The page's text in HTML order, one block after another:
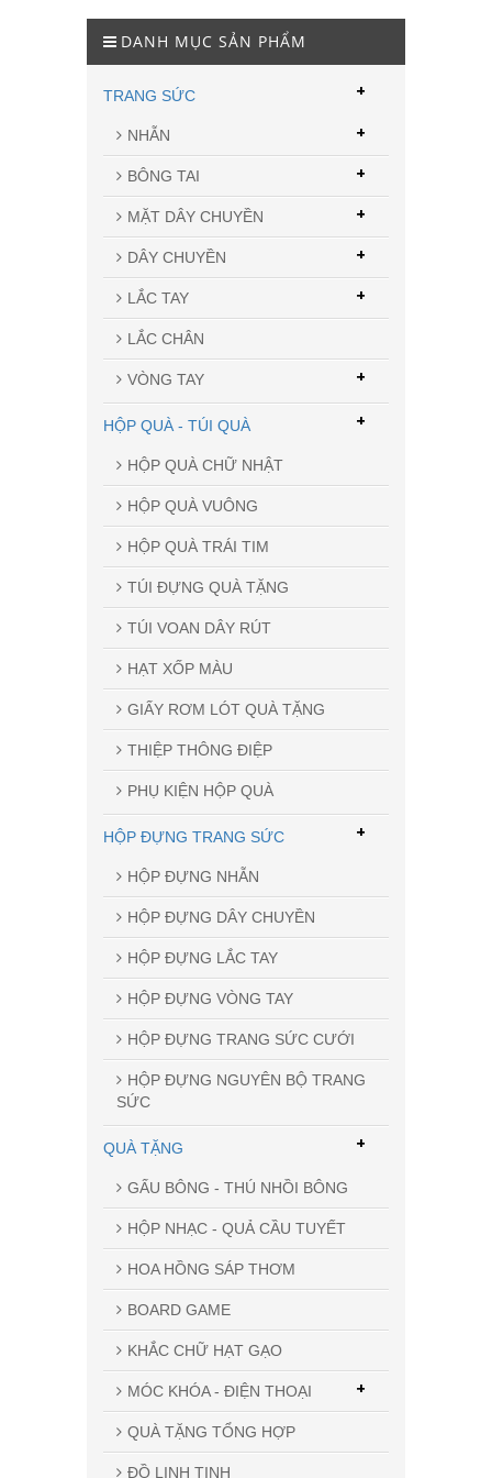
DANH MỤC SẢN PHẨM
TRANG SỨC
NHẪN +
BÔNG TAI +
MẶT DÂY CHUYỀN +
DÂY CHUYỀN +
LẮC TAY +
LẮC CHÂN
VÒNG TAY +
+
HỘP QUÀ - TÚI QUÀ
HỘP QUÀ CHỮ NHẬT
HỘP QUÀ VUÔNG
HỘP QUÀ TRÁI TIM
TÚI ĐỰNG QUÀ TẶNG
TÚI VOAN DÂY RÚT
HẠT XỐP MÀU
GIẤY RƠM LÓT QUÀ TẶNG
THIỆP THÔNG ĐIỆP
PHỤ KIỆN HỘP QUÀ
+
HỘP ĐỰNG TRANG SỨC
HỘP ĐỰNG NHẪN
HỘP ĐỰNG DÂY CHUYỀN
HỘP ĐỰNG LẮC TAY
HỘP ĐỰNG VÒNG TAY
HỘP ĐỰNG TRANG SỨC CƯỚI
HỘP ĐỰNG NGUYÊN BỘ TRANG
SỨC
+
QUÀ TẶNG
GẤU BÔNG - THÚ NHỒI BÔNG
HỘP NHẠC - QUẢ CẦU TUYẾT
HOA HỒNG SÁP THƠM
BOARD GAME
KHẮC CHỮ HẠT GẠO
MÓC KHÓA - ĐIỆN THOẠI +
QUÀ TẶNG TỔNG HỢP
ĐỒ LINH TINH
+